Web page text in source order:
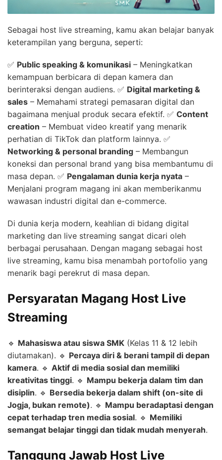
Sebagai host live streaming, kamu akan belajar banyak
keterampilan yang berguna, seperti:
✅ Public speaking & komunikasi – Meningkatkan
kemampuan berbicara di depan kamera dan
berinteraksi dengan audiens. ✅ Digital marketing &
sales – Memahami strategi pemasaran digital dan
bagaimana menjual produk secara efektif. ✅ Content
creation – Membuat video kreatif yang menarik
perhatian di TikTok dan platform lainnya. ✅
Networking & personal branding – Membangun
koneksi dan personal brand yang bisa membantumu di
masa depan. ✅ Pengalaman dunia kerja nyata –
Menjalani program magang ini akan memberikanmu
wawasan industri digital dan e-commerce.
Di dunia kerja modern, keahlian di bidang digital
marketing dan live streaming sangat dicari oleh
berbagai perusahaan. Dengan magang sebagai host
live streaming, kamu bisa menambah portofolio yang
menarik bagi perekrut di masa depan.
Persyaratan Magang Host Live
Streaming
🔹 Mahasiswa atau siswa SMK (Kelas 11 & 12 lebih
diutamakan). 🔹 Percaya diri & berani tampil di depan
kamera. 🔹 Aktif di media sosial dan memiliki
kreativitas tinggi. 🔹 Mampu bekerja dalam tim dan
disiplin. 🔹 Bersedia bekerja dalam shift (on-site di
Jogja, bukan remote). 🔹 Mampu beradaptasi dengan
cepat terhadap tren media sosial. 🔹 Memiliki
semangat belajar tinggi dan tidak mudah menyerah.
Tanggung Jawab Host Live